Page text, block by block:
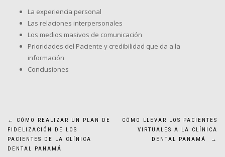
La experiencia personal
Las relaciones interpersonales
Los medios masivos de comunicación
Prioridades del Paciente y credibilidad que da a la
información
Conclusiones
Navegación
de
←
CÓMO REALIZAR UN PLAN DE
FIDELIZACIÓN DE LOS
PACIENTES DE LA CLÍNICA
DENTAL PANAMÁ
CÓMO LLEVAR LOS PACIENTES
VIRTUALES A LA CLÍNICA
DENTAL PANAMÁ
→